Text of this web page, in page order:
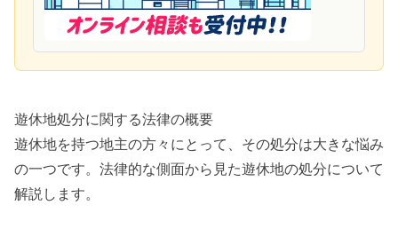
遊休地処分に関する法律の概要
遊休地を持つ地主の方々にとって、その処分は大きな悩み
の一つです。法律的な側面から見た遊休地の処分について
解説します。